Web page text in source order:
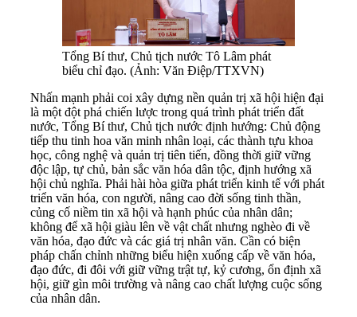
Tổng Bí thư, Chủ tịch nước Tô Lâm phát
biểu chỉ đạo. (Ảnh: Văn Điệp/TTXVN)
Nhấn mạnh phải coi xây dựng nền quản trị xã hội hiện đại
là một đột phá chiến lược trong quá trình phát triển đất
nước, Tổng Bí thư, Chủ tịch nước định hướng: Chủ động
tiếp thu tinh hoa văn minh nhân loại, các thành tựu khoa
học, công nghệ và quản trị tiên tiến, đồng thời giữ vững
độc lập, tự chủ, bản sắc văn hóa dân tộc, định hướng xã
hội chủ nghĩa. Phải hài hòa giữa phát triển kinh tế với phát
triển văn hóa, con người, nâng cao đời sống tinh thần,
củng cố niềm tin xã hội và hạnh phúc của nhân dân;
không để xã hội giàu lên về vật chất nhưng nghèo đi về
văn hóa, đạo đức và các giá trị nhân văn. Cần có biện
pháp chấn chỉnh những biểu hiện xuống cấp về văn hóa,
đạo đức, đi đôi với giữ vững trật tự, kỷ cương, ổn định xã
hội, giữ gìn môi trường và nâng cao chất lượng cuộc sống
của nhân dân.